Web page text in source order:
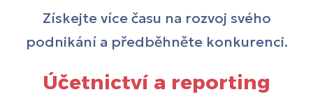
Získejte více času na rozvoj svého
podnikání a předběhněte konkurenci.
Účetnictví a reporting